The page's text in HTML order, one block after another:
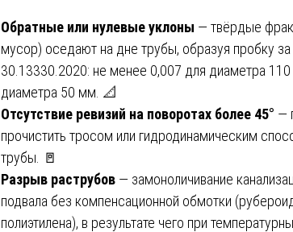
Обратные или нулевые уклоны — твёрдые
мусор) оседают на дне трубы, образуя пробку
30.13330.2020: не менее 0,007 для диаметра
диаметра 50 мм. 📐
Отсутствие ревизий на поворотах более 45° —
прочистить тросом или гидродинамическим
трубы. 🚪
Разрыв раструбов — замоноличивание
подвала без компенсационной обмотки
полиэтилена), в результате чего при